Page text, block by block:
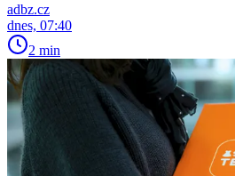
adbz.cz
dnes, 07:40
2 min